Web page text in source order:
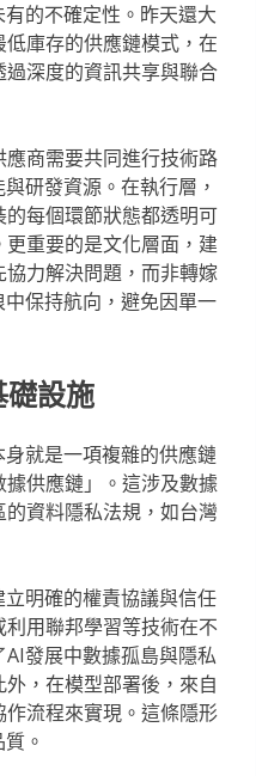
的不確定性。昨天還大
庫存的供應鏈模式，在
深度的資訊共享與聯合
商需要共同進行技術路
研發資源。在執行層，
每個環節狀態都透明可
重要的是文化層面，建
力解決問題，而非轉嫁
保持航向，避免因單一
設施
就是一項複雜的供應鏈
供應鏈」。這涉及數據
資料隱私法規，如台灣
明確的權責協議與信任
用聯邦學習等技術在不
發展中數據孤島與隱私
，在模型部署後，來自
流程來實現。這條隱形
。